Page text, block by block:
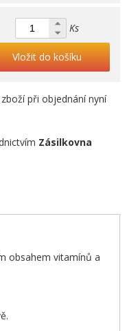
Ks
Vložit do košíku
při objednání nyní
Zásilkovna
obsahem vitamínů a